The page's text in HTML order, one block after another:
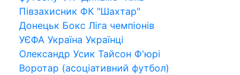
Півзахисник ФК "Шахтар"
Донецьк Бокс Ліга чемпіонів
УЄФА Україна Українці
Олександр Усик Тайсон Ф'юрі
Воротар (асоціативний футбол)